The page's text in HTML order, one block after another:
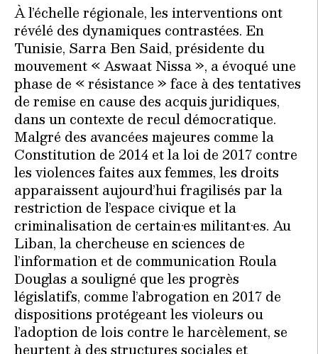
À l’échelle régionale, les interventions ont
révélé des dynamiques contrastées. En
Tunisie, Sarra Ben Said, présidente du
mouvement « Aswaat Nissa », a évoqué une
phase de « résistance » face à des tentatives
de remise en cause des acquis juridiques,
dans un contexte de recul démocratique.
Malgré des avancées majeures comme la
Constitution de 2014 et la loi de 2017 contre
les violences faites aux femmes, les droits
apparaissent aujourd’hui fragilisés par la
restriction de l’espace civique et la
criminalisation de certain·es militant·es. Au
Liban, la chercheuse en sciences de
l’information et de communication Roula
Douglas a souligné que les progrès
législatifs, comme l’abrogation en 2017 de
dispositions protégeant les violeurs ou
l’adoption de lois contre le harcèlement, se
heurtent à des structures sociales et